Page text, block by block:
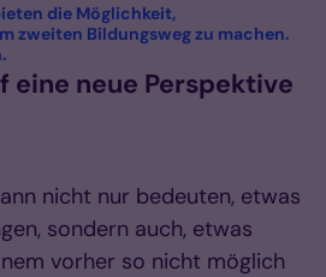
die Möglichkeit,
zweiten Bildungsweg zu machen.
eine neue Perspektive
nicht nur bedeuten, etwas
sondern auch, etwas
vorher so nicht möglich